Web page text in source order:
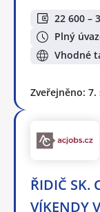
22 600 –
Plný
Vhodné
Zveřejněno: 7.
ŘIDIČ SK.
VÍKENDY